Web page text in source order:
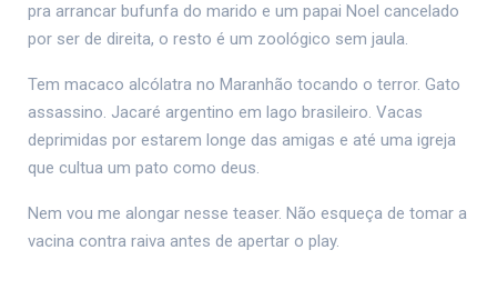
pra arrancar bufunfa do marido e um papai Noel cancelado
por ser de direita, o resto é um zoológico sem jaula.
Tem macaco alcólatra no Maranhão tocando o terror. Gato
assassino. Jacaré argentino em lago brasileiro. Vacas
deprimidas por estarem longe das amigas e até uma igreja
que cultua um pato como deus.
Nem vou me alongar nesse teaser. Não esqueça de tomar a
vacina contra raiva antes de apertar o play.